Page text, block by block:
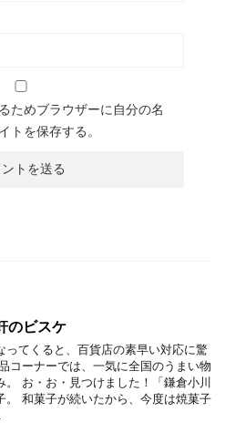
ためブラウザーに自分の名
トを保存する。
のビスケ
ってくると、百貨店の素早い対応に驚
コーナーでは、一気に全国のうまい物
。 お・お・見つけました！「鎌倉小川
。 和菓子が続いたから、今度は焼菓子